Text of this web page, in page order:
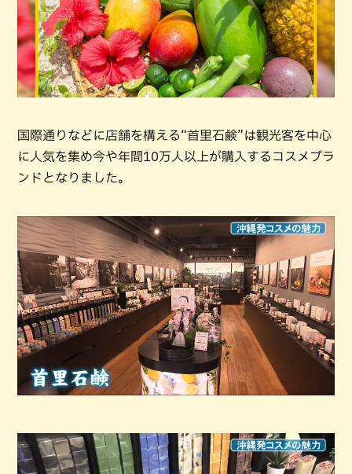
国際通りなどに店舗を構える“首里石鹸”は観光客を中心
に人気を集め今や年間10万人以上が購入するコスメブラ
ンドとなりました。